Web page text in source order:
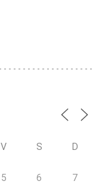
V S D
5 6 7